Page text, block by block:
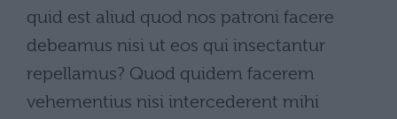
quid est aliud quod nos patroni facere
debeamus nisi ut eos qui insectantur
repellamus? Quod quidem facerem
vehementius nisi intercederent mihi